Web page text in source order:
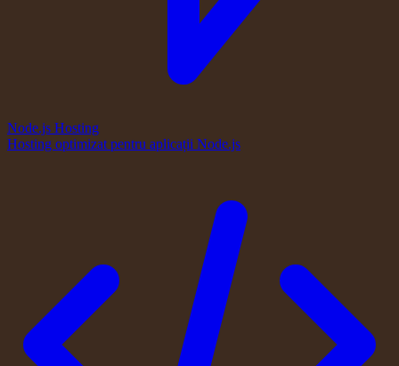
Node.js Hosting
Hosting optimizat pentru aplicații Node.js